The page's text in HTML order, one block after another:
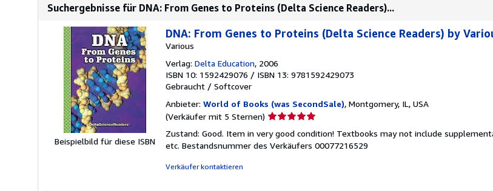
Suchergebnisse für DNA: From Genes to Proteins (Delta Science Readers)...
Beispielbild für diese ISBN
DNA: From Genes to Proteins (Delta Science Readers) by
Various
Verlag: Delta Education, 2006
ISBN 10: 1592429076 / ISBN 13: 9781592429073
Gebraucht / Softcover
Anbieter: World of Books (was SecondSale), Montgomery, IL, USA
(Verkäufer mit 5 Sternen) Verkäuferbewertung
von
Zustand: Good. Item in very good condition! Textbooks may not include
etc. Bestandsnummer des Verkäufers 00077216529
Verkäufer kontaktieren